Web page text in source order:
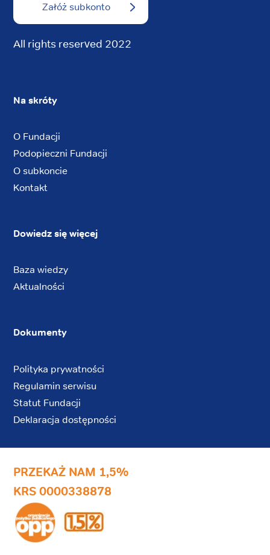
Załóż subkonto
All rights reserved 2022
Na skróty
O Fundacji
Podopieczni Fundacji
O subkoncie
Kontakt
Dowiedz się więcej
Baza wiedzy
Aktualności
Dokumenty
Polityka prywatności
Regulamin serwisu
Statut Fundacji
Deklaracja dostępności
PRZEKAŻ NAM 1,5%
KRS 0000338878